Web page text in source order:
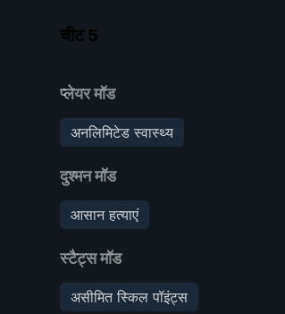
चीट 5
प्लेयर मॉड
अनलिमिटेड स्वास्थ्य
दुश्मन मॉड
आसान हत्याएं
स्टैट्स मॉड
असीमित स्किल पॉइंट्स